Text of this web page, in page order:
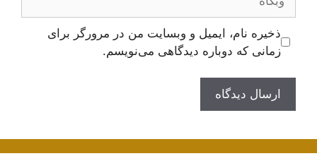
ذخیره نام، ایمیل و وبسایت من در مرورگر برای
زمانی که دوباره دیدگاهی می‌نویسم.